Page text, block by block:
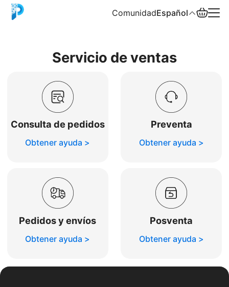
ComunidadEspañol
Servicio de ventas
Consulta de pedidos
Obtener ayuda >
Preventa
Obtener ayuda >
Pedidos y envíos
Obtener ayuda >
Posventa
Obtener ayuda >
Español
Русский